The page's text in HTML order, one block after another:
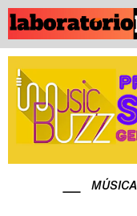
MÚSICA